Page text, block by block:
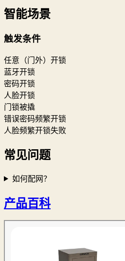
智能场景
触发条件
任意（门外）开锁
蓝牙开锁
密码开锁
人脸开锁
门锁被撬
错误密码频繁开锁
人脸频繁开锁失败
常见问题
如何配网？
产品百科